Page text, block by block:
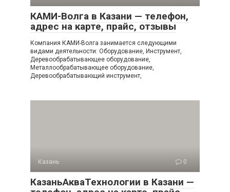
КАМИ-Волга в Казани — телефон,
адрес на карте, прайс, отзывы
Компания КАМИ-Волга занимается следующими
видами деятельности: Оборудование, Инструмент,
Деревообрабатывающее оборудование,
Металлообрабатывающее оборудование,
Деревообрабатывающий инструмент,
Казань 0
КазаньАкваТехнологии в Казани —